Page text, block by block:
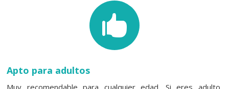

Apto para adultos
Muy recomendable para cualquier edad. Si eres adulto,